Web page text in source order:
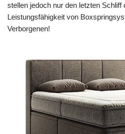
stellen jedoch nur den letzten Schliff
Leistungsfähigkeit von
Verborgenen!